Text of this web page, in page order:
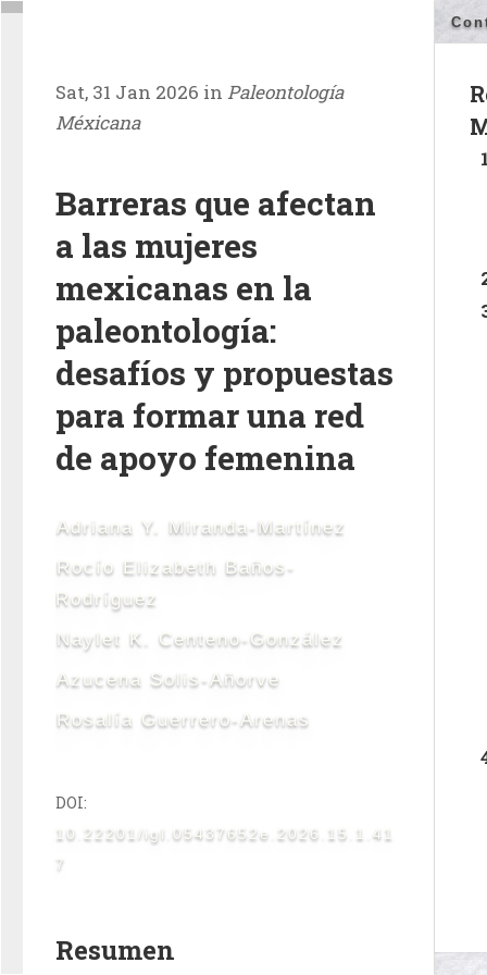
Sat, 31 Jan 2026 in Paleontología
Méxicana
Barreras que afectan
a las mujeres
mexicanas en la
paleontología:
desafíos y propuestas
para formar una red
de apoyo femenina
Adriana Y. Miranda-Martínez
Rocío Elizabeth Baños-
Rodríguez
Naylet K. Centeno-González
Azucena Solis-Añorve
Rosalía Guerrero-Arenas
DOI:
10.22201/igl.05437652e.2026.15.1.41
7
Resumen